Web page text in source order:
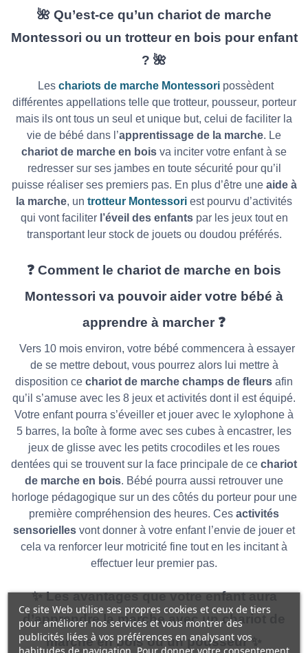
Ce site Web utilise ses propres cookies et ceux de tiers
pour améliorer nos services et vous montrer des
publicités liées à vos préférences en analysant vos
🌺 Qu’est-ce qu’un chariot de marche
Montessori ou un trotteur en bois pour enfant
? 🌺
Les chariots de marche Montessoripossèdent
différentes appellations telle que trotteur, pousseur, porteur
mais ils ont tous un seul et unique but, celui de faciliter la
vie de bébé dans l’apprentissage de la marche. Le
chariot de marche en bois va inciter votre enfant à se
redresser sur ses jambes en toute sécurité pour qu’il
puisse réaliser ses premiers pas. En plus d’être une aide à
la marche, un trotteur Montessori est pourvu d’activités
qui vont faciliterl’éveil des enfantspar les jeux tout en
transportant leur stock de jouets ou doudou préférés.
❓ Comment le chariot de marche en bois
Montessori va pouvoir aider votre bébé à
apprendre à marcher ❓
Vers 10 mois environ, votre bébé commencera à essayer
de se mettre debout, vous pourrez alors lui mettre à
disposition ce chariot de marche champs de fleurs afin
qu’il s’amuse avec les 8 jeux et activités dont il est équipé.
Votre enfant pourra s’éveiller et jouer avec le xylophone à
5 barres, la boîte à forme avec ses cubes à encastrer, les
jeux de glisse avec les petits crocodiles et les roues
dentées qui se trouvent sur la face principale de ce chariot
de marche en bois. Bébé pourra aussi retrouver une
horloge pédagogique sur un des côtés du porteur pour une
première compréhension des heures. Ces activités
sensorielles vont donner à votre enfant l’envie de jouer et
cela va renforcer leur motricité fine tout en les incitant à
effectuer leur premier pas.
✨ Les avantages que votre enfant aura
d’apprendre la marche avec un chariot de
marche en bois ou un pousseur ✨